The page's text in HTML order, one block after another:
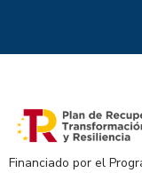
Financiado por el